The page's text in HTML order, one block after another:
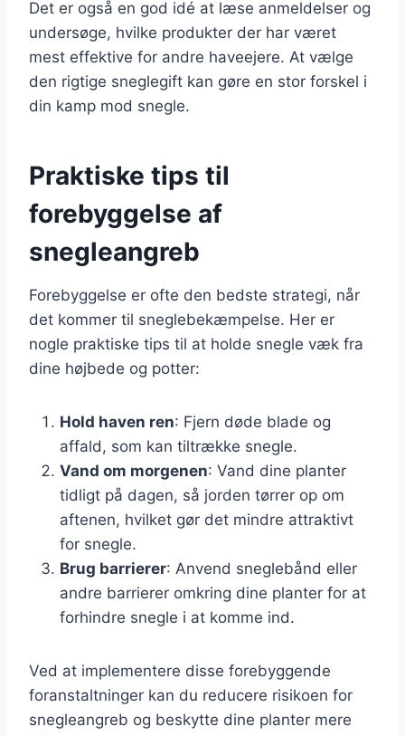
Det er også en god idé at læse anmeldelser og
undersøge, hvilke produkter der har været
mest effektive for andre haveejere. At vælge
den rigtige sneglegift kan gøre en stor forskel i
din kamp mod snegle.
Praktiske tips til
forebyggelse af
snegleangreb
Forebyggelse er ofte den bedste strategi, når
det kommer til sneglebekæmpelse. Her er
nogle praktiske tips til at holde snegle væk fra
dine højbede og potter:
Hold haven ren: Fjern døde blade og
affald, som kan tiltrække snegle.
Vand om morgenen: Vand dine planter
tidligt på dagen, så jorden tørrer op om
aftenen, hvilket gør det mindre attraktivt
for snegle.
Brug barrierer: Anvend sneglebånd eller
andre barrierer omkring dine planter for at
forhindre snegle i at komme ind.
Ved at implementere disse forebyggende
foranstaltninger kan du reducere risikoen for
snegleangreb og beskytte dine planter mere